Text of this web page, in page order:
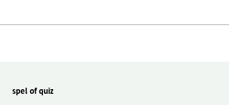
spel of quiz